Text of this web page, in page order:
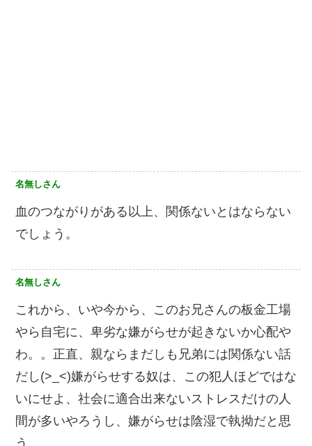
名無しさん
血のつながりがある以上、関係ないとはならない
でしょう。
名無しさん
これから、いや今から、このお兄さんの板金工場
やら自宅に、卑劣な嫌がらせが起きないか心配や
わ。。正直、親ならまだしも兄弟には関係ない話
だし(>_<)嫌がらせする奴は、この犯人ほどではな
いにせよ、社会に適合出来ないストレスだけの人
間が多いやろうし、嫌がらせは陰湿で執拗だと思